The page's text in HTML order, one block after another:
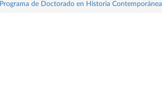
Programa de Doctorado en Historia Contemporánea